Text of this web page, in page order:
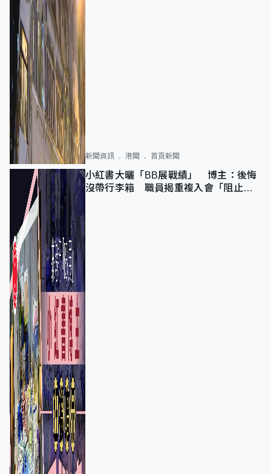
新聞資訊 港聞 首頁新聞
小紅書大曬「BB展戰績」 博主：後悔
沒帶行李箱 職員揭重複入會「阻止唔